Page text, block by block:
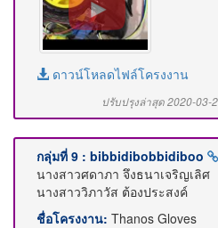
ดาวน์โหลดไฟล์โครงงาน
ปรับปรุงล่าสุด 2020-03-
กลุ่มที่ 9 : bibbidibobbidiboo
นางสาวศดาภา จึงธนาเจริญเลิศ
นางสาววิภาวัส ต้องประสงค์
ชื่อโครงงาน: Thanos Gloves